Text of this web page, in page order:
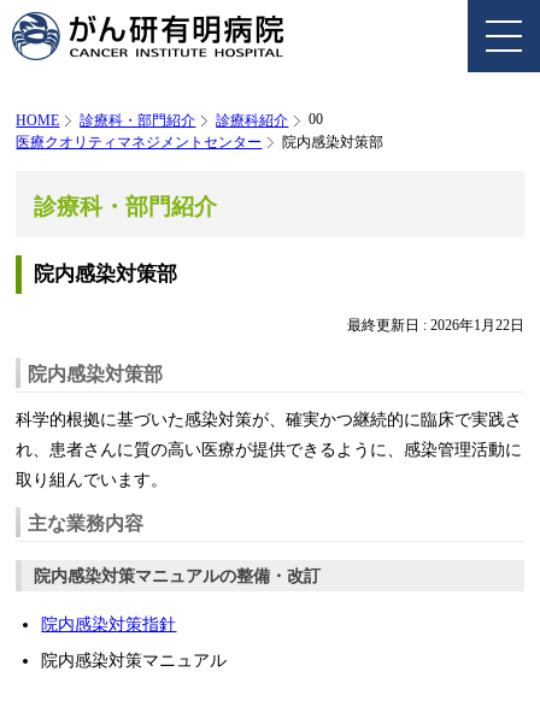
HOME 00
診療科・部門紹介
診療科紹介
医療クオリティマネジメントセンター
院内感染対策部
診療科・部門紹介
院内感染対策部
最終更新日 : 2026年1月22日
院内感染対策部
科学的根拠に基づいた感染対策が、確実かつ継続的に臨床で実践さ
れ、患者さんに質の高い医療が提供できるように、感染管理活動に
取り組んでいます。
主な業務内容
院内感染対策マニュアルの整備・改訂
院内感染対策指針
院内感染対策マニュアル